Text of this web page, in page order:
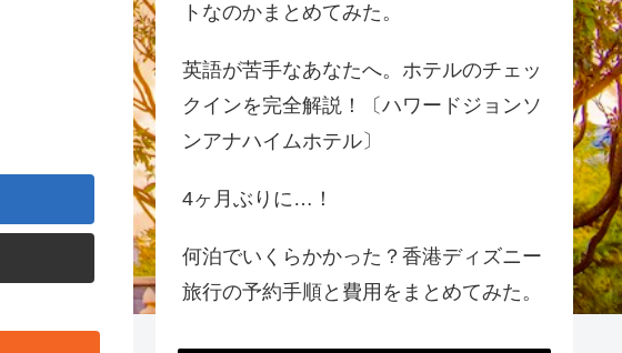
トなのかまとめてみた。
英語が苦手なあなたへ。ホテルのチェッ
クインを完全解説！〔ハワードジョンソ
ンアナハイムホテル〕
4ヶ月ぶりに…！
何泊でいくらかかった？香港ディズニー
旅行の予約手順と費用をまとめてみた。